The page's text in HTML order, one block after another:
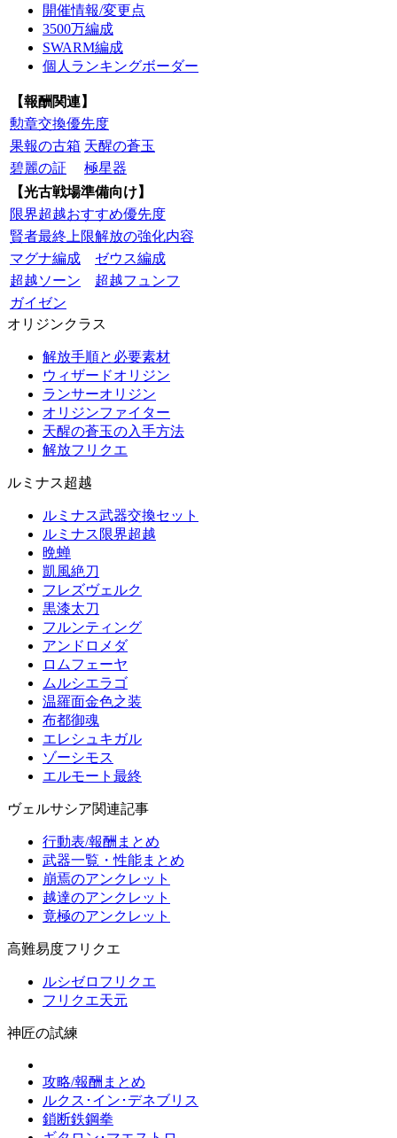
開催情報/変更点
3500万編成
SWARM編成
個人ランキングボーダー
【報酬関連】
勲章交換優先度
果報の古箱 天醒の蒼玉
碧麗の証
極星器
【光古戦場準備向け】
限界超越おすすめ優先度
賢者最終上限解放の強化内容
マグナ編成
ゼウス編成
超越ソーン
超越フュンフ
ガイゼン
オリジンクラス
解放手順と必要素材
ウィザードオリジン
ランサーオリジン
オリジンファイター
天醒の蒼玉の入手方法
解放フリクエ
ルミナス超越
ルミナス武器交換セット
ルミナス限界超越
晩蝉
凱風絶刀
フレズヴェルク
黒漆太刀
フルンティング
アンドロメダ
ロムフェーヤ
ムルシエラゴ
温羅面金色之装
布都御魂
エレシュキガル
ゾーシモス
エルモート最終
ヴェルサシア関連記事
行動表/報酬まとめ
武器一覧・性能まとめ
崩焉のアンクレット
越達のアンクレット
竟極のアンクレット
高難易度フリクエ
ルシゼロフリクエ
フリクエ天元
神匠の試練
攻略/報酬まとめ
ルクス･イン･デネブリス
鎖断鉄鋼拳